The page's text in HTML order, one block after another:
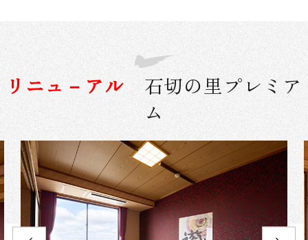
リニュ－アル 石切の里プレミア
ム